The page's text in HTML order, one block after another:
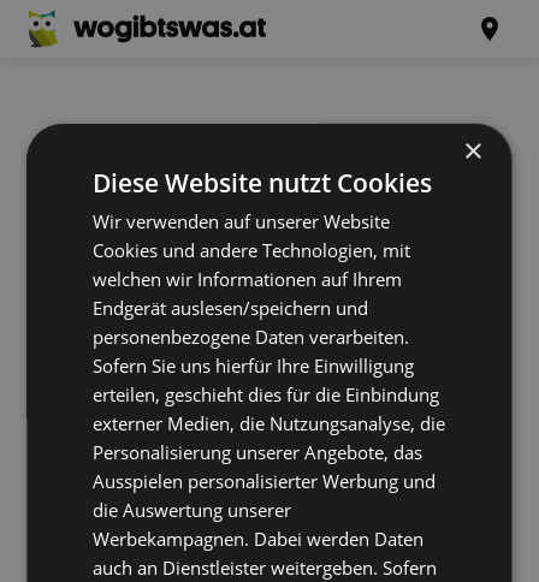
×
Diese Website nutzt Cookies
Wir verwenden auf unserer Website
Cookies und andere Technologien, mit
welchen wir Informationen auf Ihrem
Endgerät auslesen/speichern und
personenbezogene Daten verarbeiten.
Sofern Sie uns hierfür Ihre Einwilligung
erteilen, geschieht dies für die Einbindung
externer Medien, die Nutzungsanalyse, die
Personalisierung unserer Angebote, das
Ausspielen personalisierter Werbung und
die Auswertung unserer
Werbekampagnen. Dabei werden Daten
auch an Dienstleister weitergeben. Sofern